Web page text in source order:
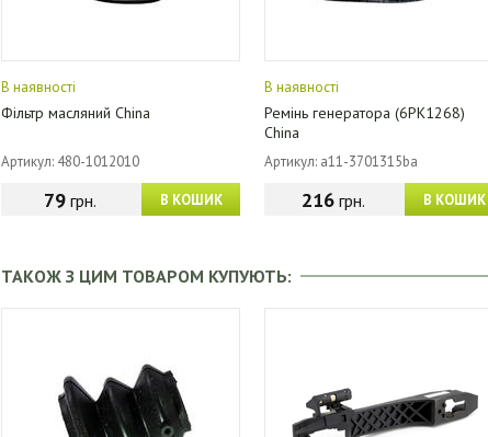
В наявності
Фільтр масляний China
Артикул: 480-1012010
В КОШИК
79грн.
В наявності
Ремінь генератора (6PK1268)
China
Артикул: a11-3701315ba
В КОШИК
216грн.
ТАКОЖ З ЦИМ ТОВАРОМ КУПУЮТЬ: